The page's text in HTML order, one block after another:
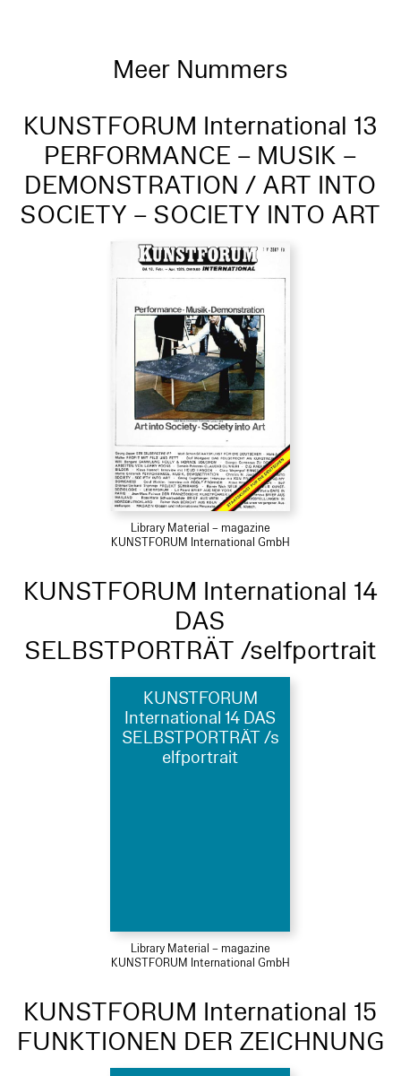
Meer Nummers
KUNSTFORUM International 13
PERFORMANCE – MUSIK –
DEMONSTRATION / ART INTO
SOCIETY – SOCIETY INTO ART
Library Material – magazine
KUNSTFORUM International GmbH
KUNSTFORUM International 14
DAS
SELBSTPORTRÄT /selfportrait
KUNSTFORUM
International 14 DAS
SELBSTPORTRÄT /s
elfportrait
Library Material – magazine
KUNSTFORUM International GmbH
KUNSTFORUM International 15
FUNKTIONEN DER ZEICHNUNG